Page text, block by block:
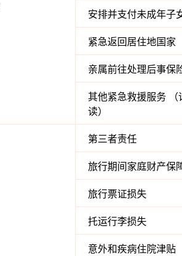
安排并支付未成年子
紧急返回居住地国家
亲属前往处理后事保
其他紧急救援服务 （
读）
第三者责任
旅行期间家庭财产保
旅行票证损失
托运行李损失
意外和疾病住院津贴